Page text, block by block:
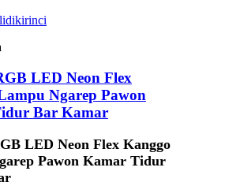
rinci
LED Neon Flex
Ngarep Pawon
Bar Kamar
LED Neon Flex Kanggo
Pawon Kamar Tidur